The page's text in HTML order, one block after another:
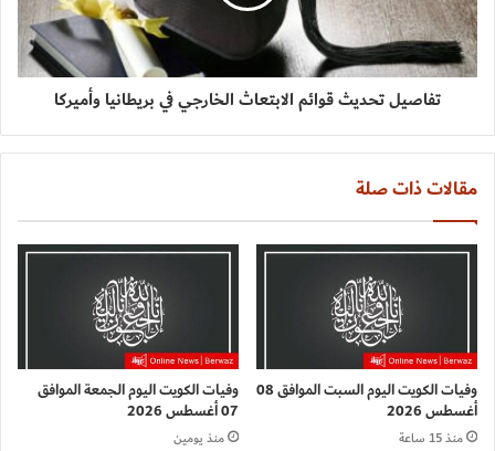
تفاصيل تحديث قوائم الابتعاث الخارجي في بريطانيا وأميركا
مقالات ذات صلة
وفيات الكويت اليوم السبت الموافق 08
أغسطس 2026
منذ 15 ساعة
وفيات الكويت اليوم الجمعة الموافق
07 أغسطس 2026
منذ يومين